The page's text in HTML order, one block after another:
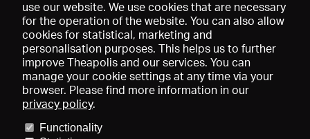
Données médiatiques
use our website. We use cookies that are necessary
for the operation of the website. You can also allow
cookies for statistical, marketing and
personalisation purposes. This helps us to further
improve Theapolis and our services. You can
manage your cookie settings at any time via your
browser. Please find more information in our
privacy policy.
Functionality